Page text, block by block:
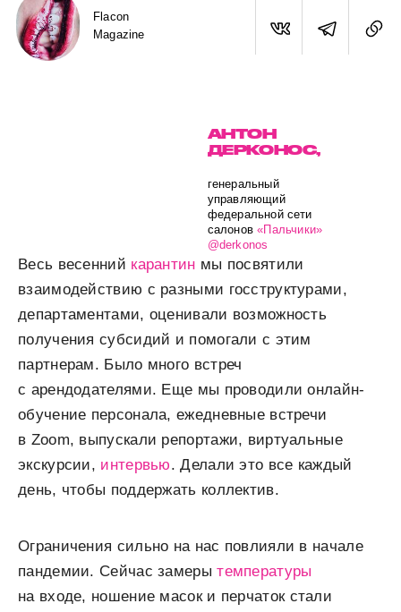
Flacon
Magazine
АНТОН
ДЕРКОНОС,
генеральный
управляющий
федеральной сети
салонов«Пальчики»
@derkonos
Весь весенний карантин мы посвятили
взаимодействию с разными госструктурами,
департаментами, оценивали возможность
получения субсидий и помогали с этим
партнерам. Было много встреч
с арендодателями. Еще мы проводили онлайн-
обучение персонала, ежедневные встречи
в Zoom, выпускали репортажи, виртуальные
экскурсии, интервью. Делали это все каждый
день, чтобы поддержать коллектив.
Ограничения сильно на нас повлияли в начале
пандемии. Сейчас замерытемпературы
на входе, ношение масок и перчаток стали